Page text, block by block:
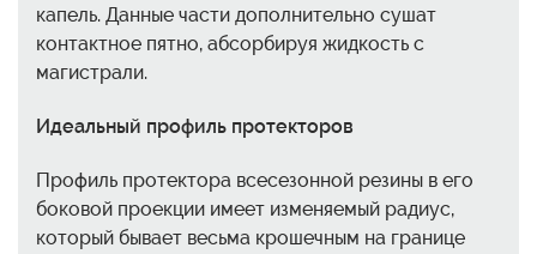
капель. Данные части дополнительно сушат
контактное пятно, абсорбируя жидкость с
магистрали.
Идеальный профиль протекторов
Профиль протектора всесезонной резины в его
боковой проекции имеет изменяемый радиус,
который бывает весьма крошечным на границе